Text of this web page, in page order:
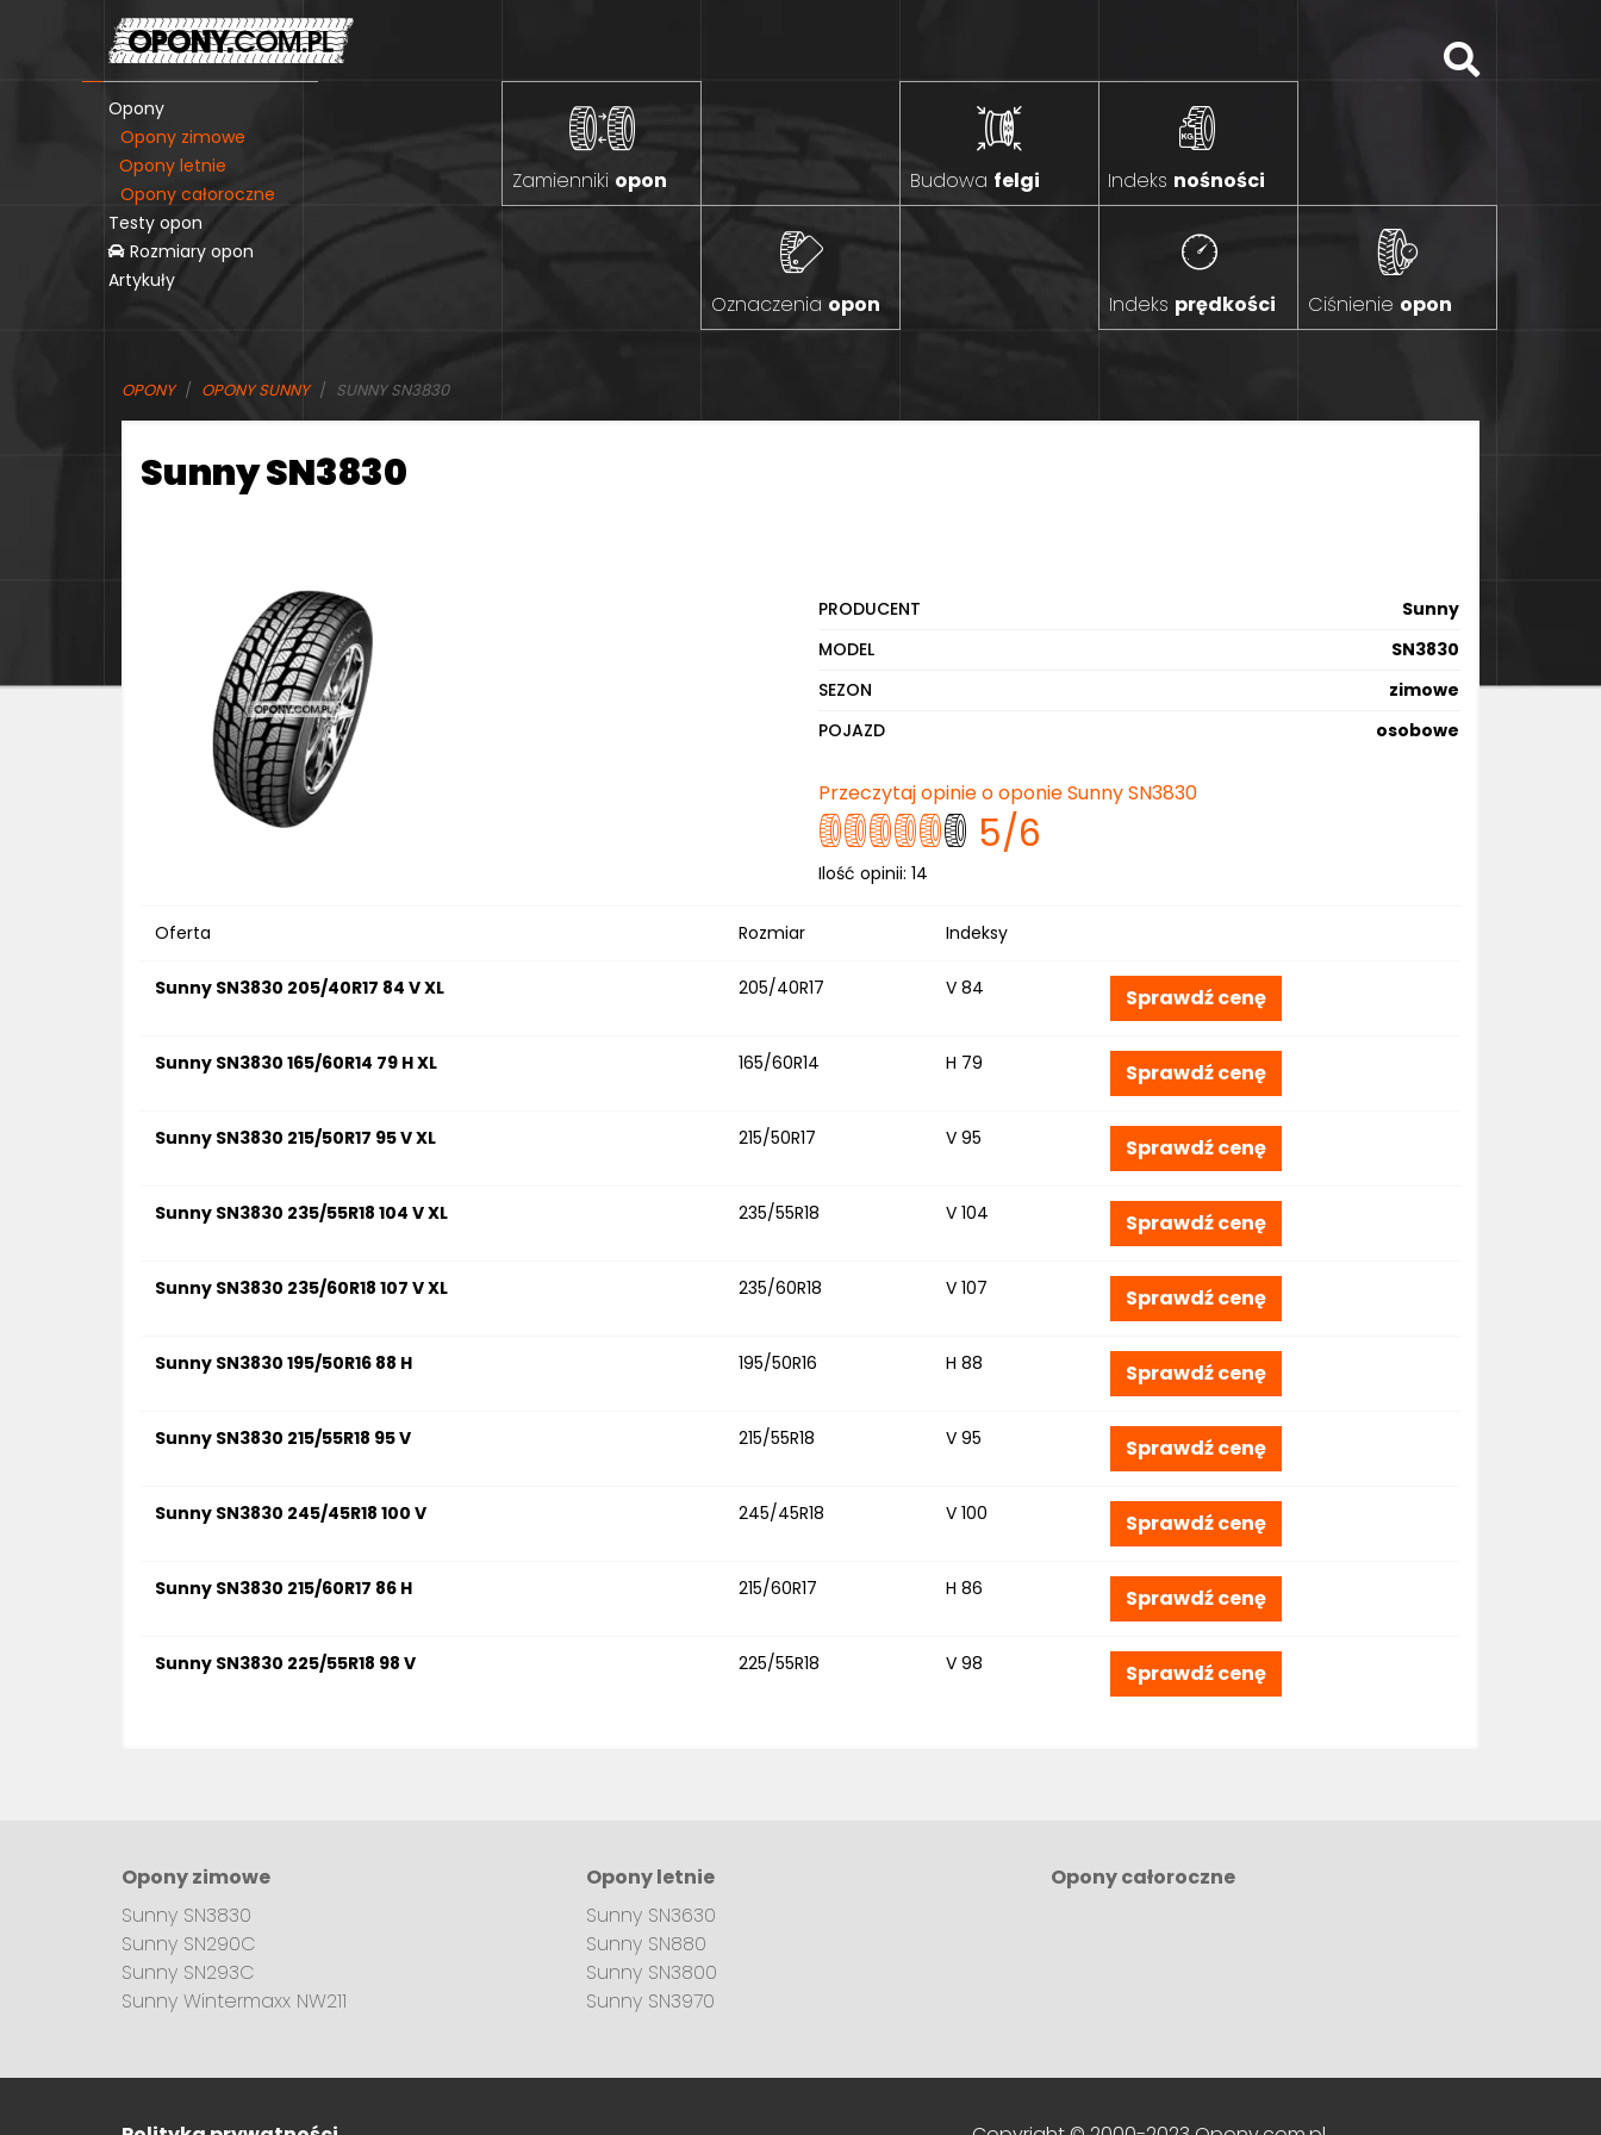
Opony
Opony zimowe
Opony letnie
Opony całoroczne
Testy opon
Rozmiary opon
Artykuły
Zamienniki opon Budowa felgi Indeks nośności
Indeks prędkości Ciśnienie opon
Oznaczenia opon
OPONY OPONY SUNNY SUNNY SN3830
Sunny SN3830
PRODUCENT
Sunny
MODEL
SN3830
SEZON
zimowe
POJAZD
osobowe
Przeczytaj opinie o oponie Sunny SN3830
5/6
Ilość opinii: 14
Oferta Rozmiar Indeksy
Sunny SN3830 205/40R17 84 V XL 205/40R17 V 84 Sprawdź cenę
Sunny SN3830 165/60R14 79 H XL 165/60R14 H 79 Sprawdź cenę
Sunny SN3830 215/50R17 95 V XL 215/50R17 V 95 Sprawdź cenę
Sunny SN3830 235/55R18 104 V XL 235/55R18 V 104 Sprawdź cenę
Sunny SN3830 235/60R18 107 V XL 235/60R18 V 107 Sprawdź cenę
Sunny SN3830 195/50R16 88 H 195/50R16 H 88 Sprawdź cenę
Sunny SN3830 215/55R18 95 V 215/55R18 V 95 Sprawdź cenę
Sunny SN3830 245/45R18 100 V 245/45R18 V 100 Sprawdź cenę
Sunny SN3830 215/60R17 86 H 215/60R17 H 86 Sprawdź cenę
Sunny SN3830 225/55R18 98 V 225/55R18 V 98 Sprawdź cenę
Opony zimowe
Sunny SN3830
Sunny SN290C
Sunny SN293C
Sunny Wintermaxx NW211
Opony letnie
Sunny SN3630
Sunny SN880
Sunny SN3800
Sunny SN3970
Opony całoroczne